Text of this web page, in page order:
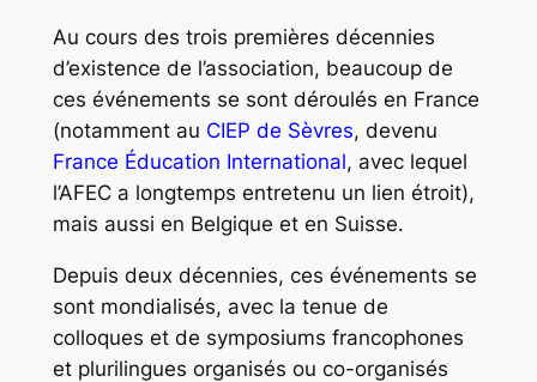
Au cours des trois premières décennies
d’existence de l’association, beaucoup de
ces événements se sont déroulés en France
(notamment au CIEP de Sèvres, devenu
France Éducation International, avec lequel
l’AFEC a longtemps entretenu un lien étroit),
mais aussi en Belgique et en Suisse.
Depuis deux décennies, ces événements se
sont mondialisés, avec la tenue de
colloques et de symposiums francophones
et plurilingues organisés ou co-organisés